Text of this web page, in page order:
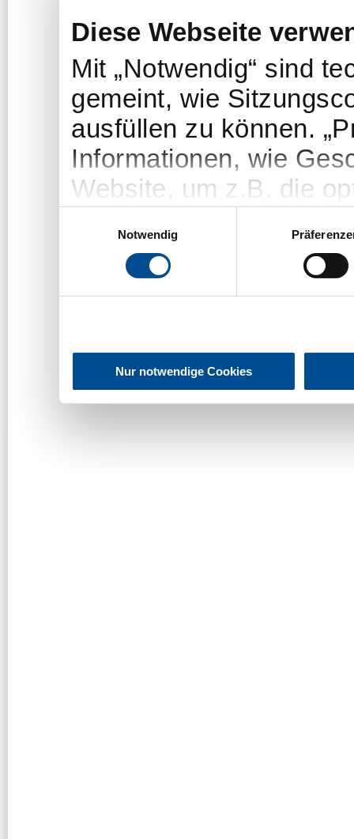
Diese Webseite
Mit „Notwendig“ sind
gemeint, wie
ausfüllen zu können.
Informationen, wie
Website, um z.B. die
welche Themen/
um das Angebot der
Notwendig
Nur notwendige Cookies